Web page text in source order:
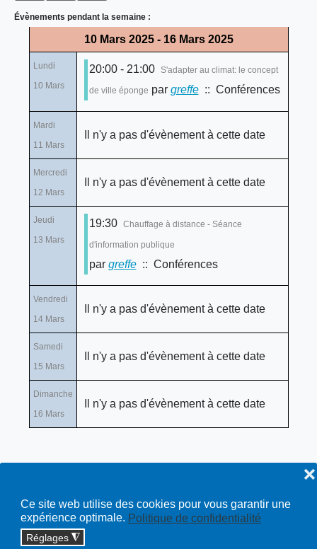
Ce site web utilise des cookies pour vous garantir une
expérience optimale. Politique de confidentialité
Réglages ◮
❌
Évènements pendant la semaine :
10 Mars 2025 - 16 Mars 2025
Lundi
10 Mars
20:00 - 21:00 S'adapter au climat: le concept
de ville éponge par greffe:: Conférences
Mardi
11 Mars
Il n'y a pas d'évènement à cette date
Mercredi
12 Mars
Il n'y a pas d'évènement à cette date
Jeudi
13 Mars
19:30 Chauffage à distance - Séance
d'information publique
par greffe:: Conférences
Vendredi
14 Mars
Il n'y a pas d'évènement à cette date
Samedi
15 Mars
Il n'y a pas d'évènement à cette date
Dimanche
16 Mars
Il n'y a pas d'évènement à cette date